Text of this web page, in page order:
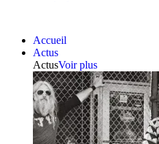
Accueil
Actus
ActusVoir plus